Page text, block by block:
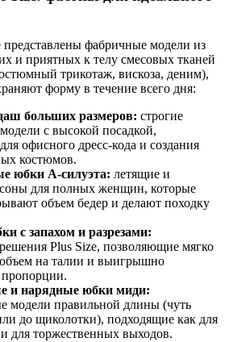
фабричные модели из
и приятных к телу смесовых тканей
трикотаж, вискоза, деним),
форму в течение всего дня:
больших размеров: строгие
с высокой посадкой,
офисного дресс-кода и создания
костюмов.
юбки А-силуэта: летящие и
для полных женщин, которые
объем бедер и делают походку
с запахом и разрезами:
Plus Size, позволяющие мягко
объем на талии и выигрышно
пропорции.
и нарядные юбки миди:
модели правильной длины (чуть
до щиколотки), подходящие как для
для торжественных выходов.